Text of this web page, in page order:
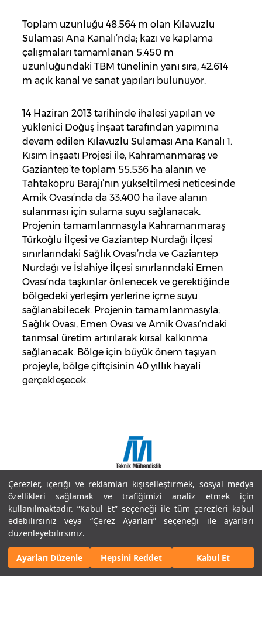
Çerezler, içeriği ve reklamları kişiselleştirmek, sosyal medya
özellikleri sağlamak ve trafiğimizi analiz etmek için
kullanılmaktadır. “Kabul Et” seçeneği ile tüm çerezleri kabul
edebilirsiniz veya “Çerez Ayarları” seçeneği ile ayarları
düzenleyebilirsiniz.
Ayarları Düzenle Hepsini Reddet Kabul Et
Toplam uzunluğu 48.564 m olan Kılavuzlu
Sulaması Ana Kanalı’nda; kazı ve kaplama
çalışmaları tamamlanan 5.450 m
uzunluğundaki TBM tünelinin yanı sıra, 42.614
m açık kanal ve sanat yapıları bulunuyor.
14 Haziran 2013 tarihinde ihalesi yapılan ve
yüklenici Doğuş İnşaat tarafından yapımına
devam edilen Kılavuzlu Sulaması Ana Kanalı 1.
Kısım İnşaatı Projesi ile, Kahramanmaraş ve
Gaziantep’te toplam 55.536 ha alanın ve
Tahtaköprü Barajı’nın yükseltilmesi neticesinde
Amik Ovası’nda da 33.400 ha ilave alanın
sulanması için sulama suyu sağlanacak.
Projenin tamamlanmasıyla Kahramanmaraş
Türkoğlu İlçesi ve Gaziantep Nurdağı İlçesi
sınırlarındaki Sağlık Ovası’nda ve Gaziantep
Nurdağı ve İslahiye İlçesi sınırlarındaki Emen
Ovası’nda taşkınlar önlenecek ve gerektiğinde
bölgedeki yerleşim yerlerine içme suyu
sağlanabilecek. Projenin tamamlanmasıyla;
Sağlık Ovası, Emen Ovası ve Amik Ovası’ndaki
tarımsal üretim artırılarak kırsal kalkınma
sağlanacak. Bölge için büyük önem taşıyan
projeyle, bölge çiftçisinin 40 yıllık hayali
gerçekleşecek.
Copyright © 2018 Doğuş İnşaat ve Tic. A.Ş.
Site Haritası
Bilgi Toplumu Hizmetleri
Kullanım Koşulları ve Gizlilik